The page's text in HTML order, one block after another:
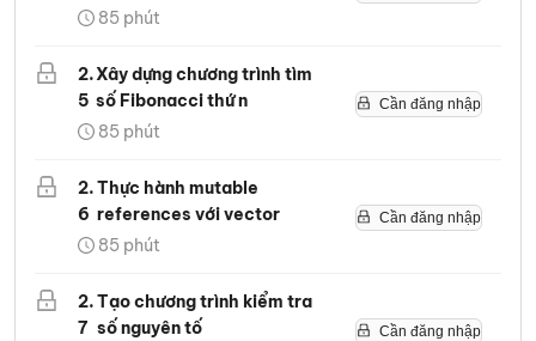
85 phút
2.
5
Xây dựng chương trình tìm
số Fibonacci thứ n
85 phút
Cần đăng nhập
2.
6
Thực hành mutable
references với vector
85 phút
Cần đăng nhập
2.
7
Tạo chương trình kiểm tra
số nguyên tố
Cần đăng nhập